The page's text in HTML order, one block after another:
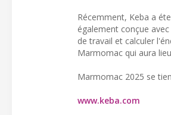
Récemment, Keba a
également conçue
de travail et calculer
Marmomac qui aura
Marmomac 2025 se
www.keba.com